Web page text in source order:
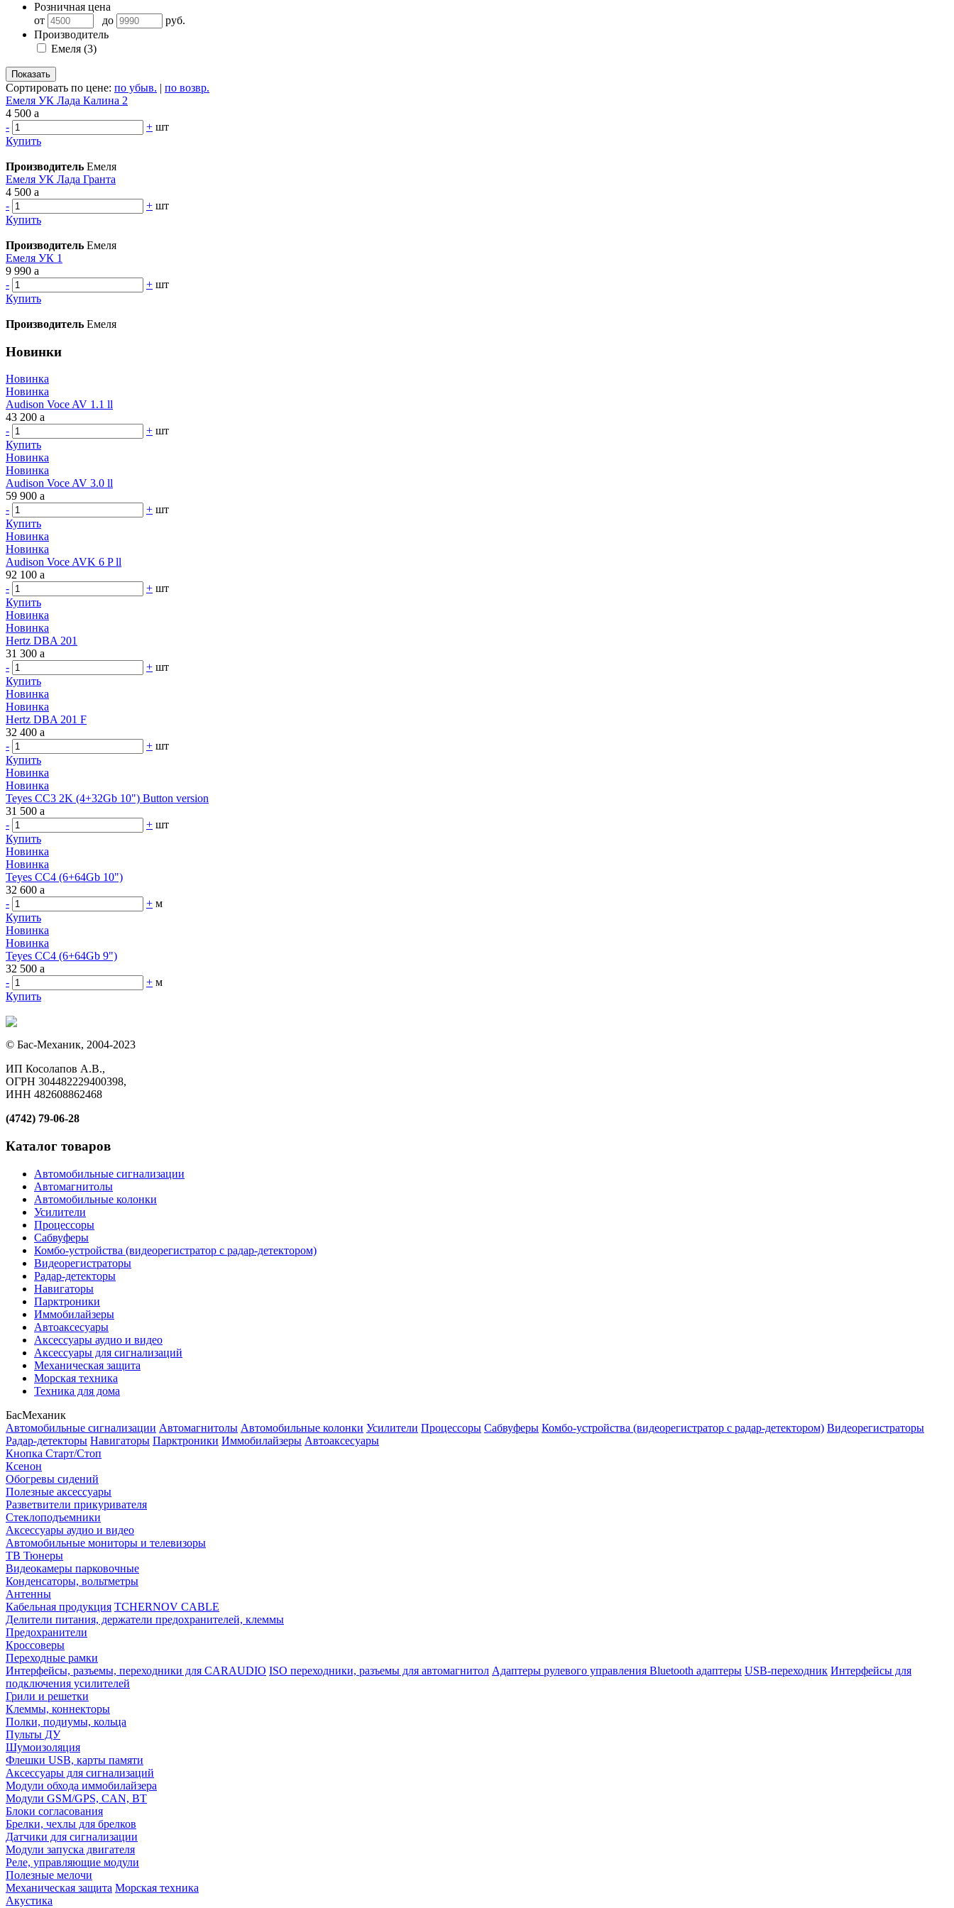
Розничная цена
от
до
руб.
Производитель
Емеля (3)
Сортировать по цене: по убыв. | по возвр.
Емеля УК Лада Калина 2
4 500 a
-
+ шт
Купить
Производитель Емеля
Емеля УК Лада Гранта
4 500 a
-
+ шт
Купить
Производитель Емеля
Емеля УК 1
9 990 a
-
+ шт
Купить
Производитель Емеля
Новинки
Новинка
Новинка
Audison Voce AV 1.1 ll
43 200 a
-
+ шт
Купить
Новинка
Новинка
Audison Voce AV 3.0 ll
59 900 a
-
+ шт
Купить
Новинка
Новинка
Audison Voce AVK 6 P ll
92 100 a
-
+ шт
Купить
Новинка
Новинка
Hertz DBA 201
31 300 a
-
+ шт
Купить
Новинка
Новинка
Hertz DBA 201 F
32 400 a
-
+ шт
Купить
Новинка
Новинка
Teyes CC3 2K (4+32Gb 10") Button version
31 500 a
-
+ шт
Купить
Новинка
Новинка
Teyes CC4 (6+64Gb 10")
32 600 a
-
+ м
Купить
Новинка
Новинка
Teyes CC4 (6+64Gb 9")
32 500 a
-
+ м
Купить
© Бас-Механик, 2004-2023
ИП Косолапов А.В.,
ОГРН 304482229400398,
ИНН 482608862468
(4742) 79-06-28
Каталог товаров
Автомобильные сигнализации
Автомагнитолы
Автомобильные колонки
Усилители
Процессоры
Сабвуферы
Комбо-устройства (видеорегистратор с радар-детектором)
Видеорегистраторы
Радар-детекторы
Навигаторы
Парктроники
Иммобилайзеры
Автоаксесуары
Аксессуары аудио и видео
Аксессуары для сигнализаций
Механическая защита
Морская техника
Техника для дома
БасМеханик
Автомобильные сигнализации Автомагнитолы Автомобильные колонки Усилители Процессоры Сабвуферы Комбо-устройства (видеорегистратор с радар-детектором) Видеорегистраторы
Радар-детекторы Навигаторы Парктроники Иммобилайзеры Автоаксесуары
Кнопка Старт/Стоп
Ксенон
Обогревы сидений
Полезные аксессуары
Разветвители прикуривателя
Стеклоподъемники
Аксессуары аудио и видео
Автомобильные мониторы и телевизоры
ТВ Тюнеры
Видеокамеры парковочные
Конденсаторы, вольтметры
Антенны
Кабельная продукция TCHERNOV CABLE
Делители питания, держатели предохранителей, клеммы
Предохранители
Кроссоверы
Переходные рамки
Интерфейсы, разъемы, переходники для CARAUDIO ISO переходники, разъемы для автомагнитол Адаптеры рулевого управления Bluetooth адаптеры USB-переходник Интерфейсы для
подключения усилителей
Грили и решетки
Клеммы, коннекторы
Полки, подиумы, кольца
Пульты ДУ
Шумоизоляция
Флешки USB, карты памяти
Аксессуары для сигнализаций
Модули обхода иммобилайзера
Модули GSM/GPS, CAN, BT
Блоки согласования
Брелки, чехлы для брелков
Датчики для сигнализации
Модули запуска двигателя
Реле, управляющие модули
Полезные мелочи
Механическая защита Морская техника
Акустика